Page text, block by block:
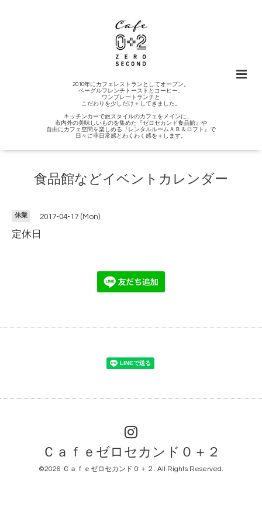
2010年にカフェレストランとしてオープン。
ベーグルフレンチトーストとコーヒー、
ワンプレートランチと
こだわりを少しだけ＋してきました。
キッチンカーで旅スタイルのカフェをメインに、
市内外の美味しいものを集めた『ゼロセカンド食品館』や
自由にカフェ空間を楽しめる『レンタルルームＡＢ＆ロフト』で
日々に非日常感とわくわく感を＋します。
食品館などイベントカレンダー
休業 2017-04-17 (Mon)
定休日
Ｃａｆｅゼロセカンド０＋２
©2026 Ｃａｆｅゼロセカンド０＋２ . All Rights Reserved.